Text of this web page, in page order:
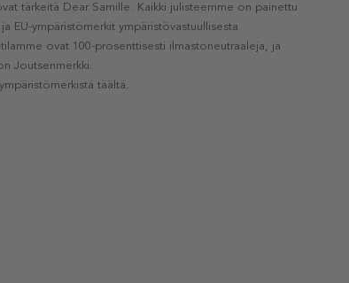
tärkeitä Dear Samille. Kaikki julisteemme on painettu
EU-ympäristömerkit ympäristövastuullisesta
ovat 100-prosenttisesti ilmastoneutraaleja, ja
Joutsenmerkki.
täältä.